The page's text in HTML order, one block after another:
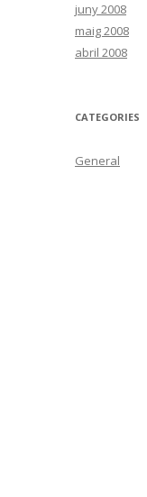
juny 2008
maig 2008
abril 2008
CATEGORIES
General